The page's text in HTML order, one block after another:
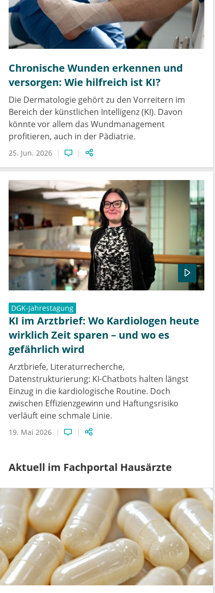
Chronische Wunden erkennen und
versorgen: Wie hilfreich ist KI?
Die Dermatologie gehört zu den Vorreitern im
Bereich der künstlichen Intelligenz (KI). Davon
könnte vor allem das Wundmanagement
profitieren, auch in der Pädiatrie.
25. Jun. 2026
DGK-Jahrestagung
KI im Arztbrief: Wo Kardiologen heute
wirklich Zeit sparen – und wo es
gefährlich wird
Arztbriefe, Literaturrecherche,
Datenstrukturierung: KI-Chatbots halten längst
Einzug in die kardiologische Routine. Doch
zwischen Effizienzgewinn und Haftungsrisiko
verläuft eine schmale Linie.
19. Mai 2026
Aktuell im Fachportal Hausärzte